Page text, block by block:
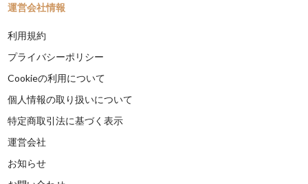
運営会社情報
利用規約
プライバシーポリシー
Cookieの利用について
個人情報の取り扱いについて
特定商取引法に基づく表示
運営会社
お知らせ